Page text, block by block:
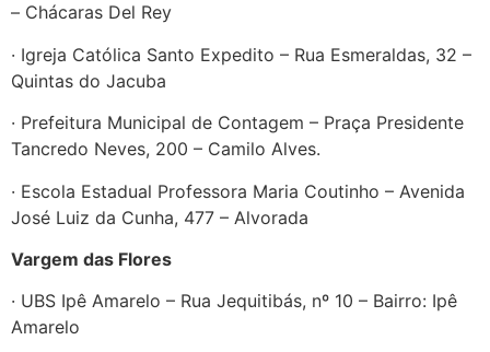
– Chácaras Del Rey
· Igreja Católica Santo Expedito – Rua Esmeraldas, 32 –
Quintas do Jacuba
· Prefeitura Municipal de Contagem – Praça Presidente
Tancredo Neves, 200 – Camilo Alves.
· Escola Estadual Professora Maria Coutinho – Avenida
José Luiz da Cunha, 477 – Alvorada
Vargem das Flores
· UBS Ipê Amarelo – Rua Jequitibás, nº 10 – Bairro: Ipê
Amarelo